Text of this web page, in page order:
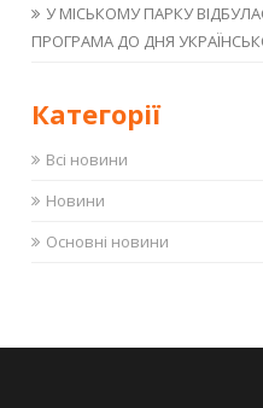
У МІСЬКОМУ ПАРКУ
ПРОГРАМА ДО ДНЯ
Категорії
Всі новини
Новини
Основні новини